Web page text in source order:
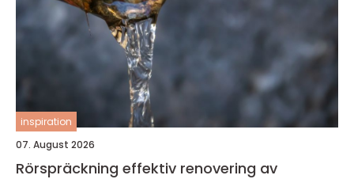
inspiration
07. August 2026
Rörspräckning effektiv renovering av